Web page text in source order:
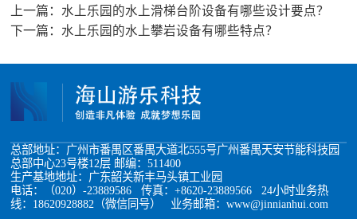
上一篇： 水上乐园的水上滑梯台阶设备有哪些设计要点？
下一篇： 水上乐园的水上攀岩设备有哪些特点？
总部地址：广州市番禺区番禺大道北555号广州番禺天安节能科技园
总部中心23号楼12层 邮编：511400
生产基地地址：广东韶关新丰马头镇工业园
电话：（020）-23889586 传真：+8620-23889566 24小时业务热
线：18620928882（微信同号） 业务邮箱：www@jinnianhui.com